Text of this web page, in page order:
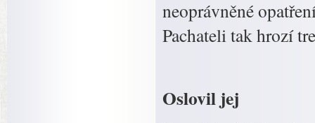
neoprávněné
Pachateli tak hrozí
Oslovil jej